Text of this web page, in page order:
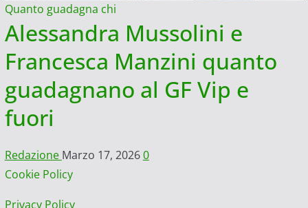
Quanto guadagna chi
Alessandra Mussolini e
Francesca Manzini quanto
guadagnano al GF Vip e
fuori
Redazione Marzo 17, 20260
Cookie Policy
Privacy Policy